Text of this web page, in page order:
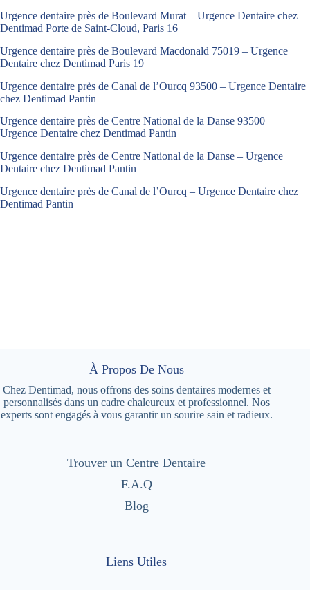
Urgence dentaire près de Boulevard Murat – Urgence Dentaire chez
Dentimad Porte de Saint-Cloud, Paris 16
Urgence dentaire près de Boulevard Macdonald 75019 – Urgence
Dentaire chez Dentimad Paris 19
Urgence dentaire près de Canal de l’Ourcq 93500 – Urgence Dentaire
chez Dentimad Pantin
Urgence dentaire près de Centre National de la Danse 93500 –
Urgence Dentaire chez Dentimad Pantin
Urgence dentaire près de Centre National de la Danse – Urgence
Dentaire chez Dentimad Pantin
Urgence dentaire près de Canal de l’Ourcq – Urgence Dentaire chez
Dentimad Pantin
À Propos De Nous
Chez Dentimad, nous offrons des soins dentaires modernes et
personnalisés dans un cadre chaleureux et professionnel. Nos
experts sont engagés à vous garantir un sourire sain et radieux.
Trouver un Centre Dentaire
F.A.Q
Blog
Liens Utiles